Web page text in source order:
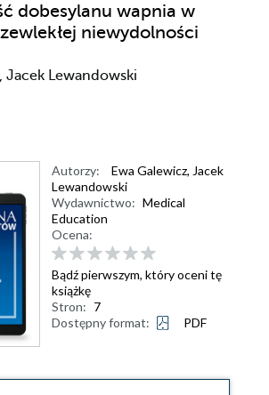
dobesylanu wapnia w
niewydolności
Jacek Lewandowski
Autorzy: Ewa Galewicz, Jacek
Lewandowski
Wydawnictwo: Medical
Education
Ocena:
Bądź pierwszym, który oceni tę
książkę
Stron: 7
Dostępny format:
PDF